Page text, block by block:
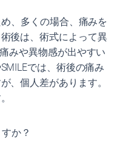
、多くの場合、痛みを
後は、術式によって異
みや異物感が出やすい
では、術後の痛み
、個人差があります。
か？